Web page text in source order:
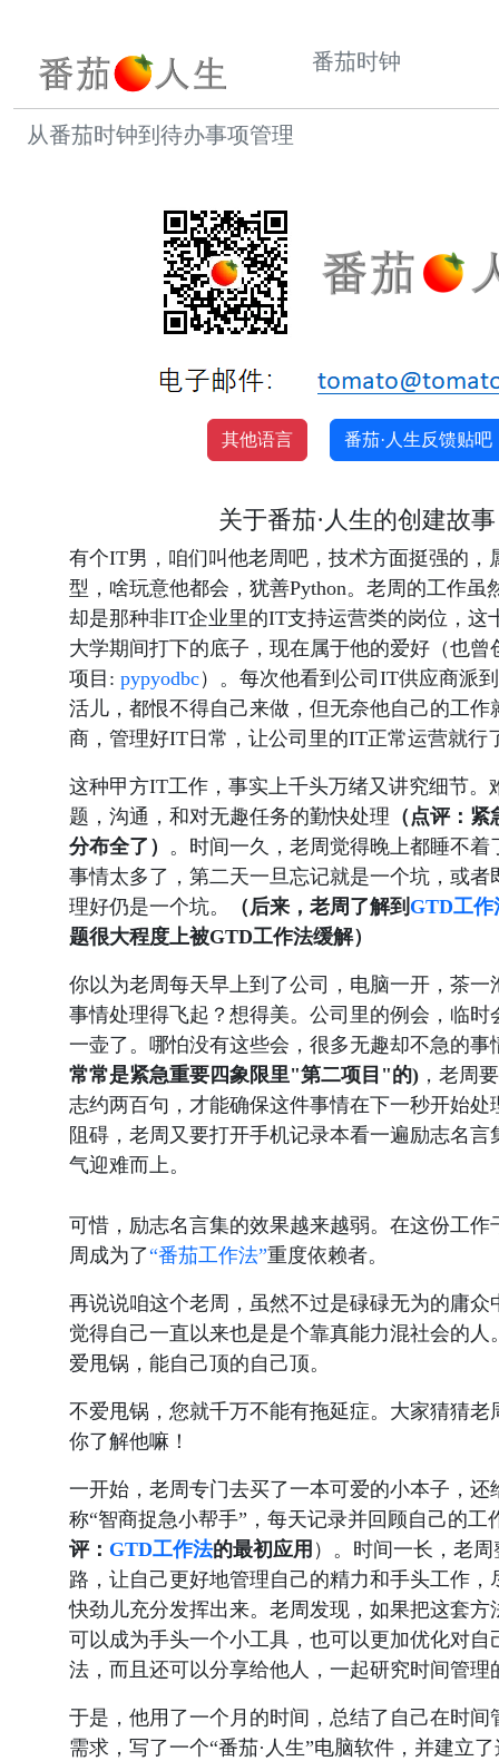
番茄时钟
从番茄时钟到待办事项管理
其他语言 番茄·人生反馈贴吧
关于番茄·人生的创建故事
有个IT男，咱们叫他老周吧，技术方面挺强的，
型，啥玩意他都会，犹善Python。老周的工作虽
却是那种非IT企业里的IT支持运营类的岗位，这
大学期间打下的底子，现在属于他的爱好（也曾
项目: pypyodbc）。每次他看到公司IT供应商派
活儿，都恨不得自己来做，但无奈他自己的工作
商，管理好IT日常，让公司里的IT正常运营就行
这种甲方IT工作，事实上千头万绪又讲究细节。
题，沟通，和对无趣任务的勤快处理 （点评：
分布全了） 。时间一久，老周觉得晚上都睡不着
事情太多了，第二天一旦忘记就是一个坑，或者
理好仍是一个坑。
（后来，老周了解到 GTD工作
题很大程度上被GTD工作法缓解）
你以为老周每天早上到了公司，电脑一开，茶一
事情处理得飞起？想得美。公司里的例会，临时
一壶了。哪怕没有这些会，很多无趣却不急的事
常常是紧急重要四象限里"第二项目"的) ，老周
志约两百句，才能确保这件事情在下一秒开始处
阻碍，老周又要打开手机记录本看一遍励志名言
气迎难而上。
可惜，励志名言集的效果越来越弱。在这份工作
周成为了“番茄工作法”重度依赖者。
再说说咱这个老周，虽然不过是碌碌无为的庸众
觉得自己一直以来也是是个靠真能力混社会的人
爱甩锅，能自己顶的自己顶。
不爱甩锅，您就千万不能有拖延症。大家猜猜老
你了解他嘛！
一开始，老周专门去买了一本可爱的小本子，还
称“智商捉急小帮手”，每天记录并回顾自己的工
评： GTD工作法的最初应用 ）。时间一长，老
路，让自己更好地管理自己的精力和手头工作，
快劲儿充分发挥出来。老周发现，如果把这套方
可以成为手头一个小工具，也可以更加优化对自
法，而且还可以分享给他人，一起研究时间管理
于是，他用了一个月的时间，总结了自己在时间
需求，写了一个“番茄·人生”电脑软件，并建立